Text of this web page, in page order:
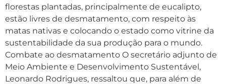
florestas plantadas, principalmente de eucalipto,
estão livres de desmatamento, com respeito às
matas nativas e colocando o estado como vitrine da
sustentabilidade da sua produção para o mundo.
Combate ao desmatamento O secretário adjunto de
Meio Ambiente e Desenvolvimento Sustentável,
Leonardo Rodrigues, ressaltou que, para além de